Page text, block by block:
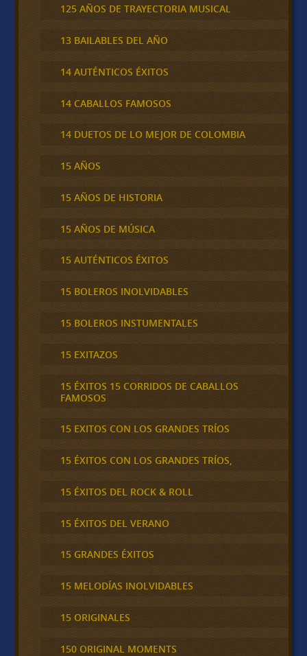
125 AÑOS DE TRAYECTORIA MUSICAL
13 BAILABLES DEL AÑO
14 AUTÉNTICOS ÉXITOS
14 CABALLOS FAMOSOS
14 DUETOS DE LO MEJOR DE COLOMBIA
15 AÑOS
15 AÑOS DE HISTORIA
15 AÑOS DE MÚSICA
15 AUTÉNTICOS ÉXITOS
15 BOLEROS INOLVIDABLES
15 BOLEROS INSTUMENTALES
15 EXITAZOS
15 ÉXITOS 15 CORRIDOS DE CABALLOS
FAMOSOS
15 EXITOS CON LOS GRANDES TRÍOS
15 ÉXITOS CON LOS GRANDES TRÍOS,
15 ÉXITOS DEL ROCK & ROLL
15 ÉXITOS DEL VERANO
15 GRANDES ÉXITOS
15 MELODÍAS INOLVIDABLES
15 ORIGINALES
150 ORIGINAL MOMENTS